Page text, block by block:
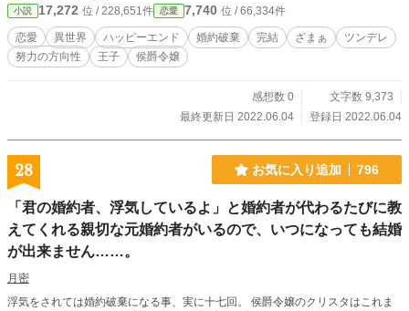
小説 17,272 位 / 228,651件 恋愛 7,740 位 / 66,334件
恋愛 異世界 ハッピーエンド 婚約破棄 完結 ざまぁ
ツンデレ
努力の方向性
王子 侯爵令嬢
感想数 0
文字数 9,373
最終更新日 2022.06.04
登録日 2022.06.04
28 お気に入り追加 796
「君の婚約者、浮気しているよ」と婚約者が代わるたびに教
えてくれる親切な元婚約者がいるので、いつになっても結婚
が出来ません……。
月密
浮気をされては婚約破棄になる事、実に十七回。 侯爵令嬢のクリスタはこれま